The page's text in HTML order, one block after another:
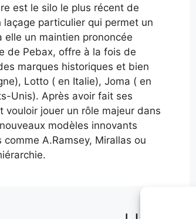
est le silo le plus récent de
particulier qui permet un
un maintien prononcée
de Pebax, offre à la fois de
marques historiques et bien
Lotto ( en Italie), Joma ( en
Unis). Après avoir fait ses
vouloir jouer un rôle majeur dans
modèles innovants
A.Ramsey, Mirallas ou